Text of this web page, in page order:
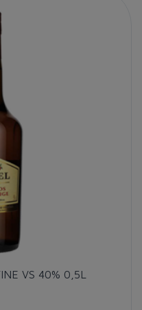
VS 40% 0,5L